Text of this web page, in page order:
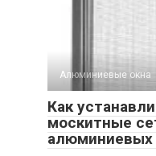
Алюминиевые окна
Как
москитные
алюминиевых